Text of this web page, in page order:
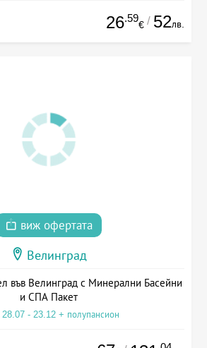
26.59
€ / 52лв.
виж офертата
Велинград
във Велинград с Минерални Басейни
и СПА Пакет
28.07 - 23.12 + полупансион